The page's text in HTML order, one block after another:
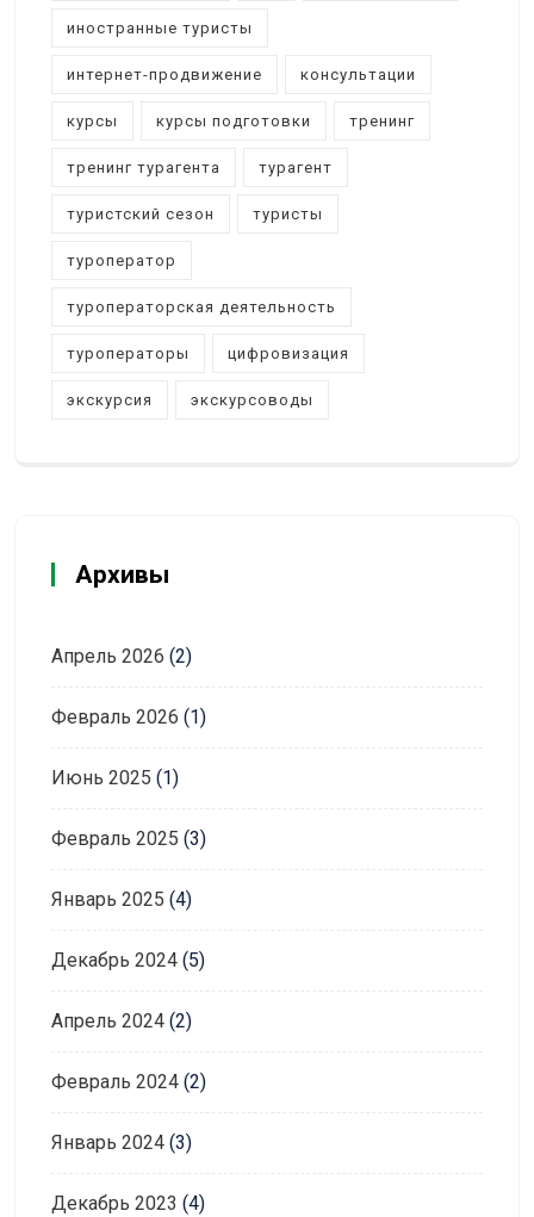
иностранные туристы
интернет-продвижение консультации
курсы курсы подготовки тренинг
тренинг турагента турагент
туристский сезон туристы
туроператор
туроператорская деятельность
туроператоры цифровизация
экскурсия экскурсоводы
Архивы
Апрель 2026 (2)
Февраль 2026 (1)
Июнь 2025 (1)
Февраль 2025 (3)
Январь 2025 (4)
Декабрь 2024 (5)
Апрель 2024 (2)
Февраль 2024 (2)
Январь 2024 (3)
Декабрь 2023 (4)